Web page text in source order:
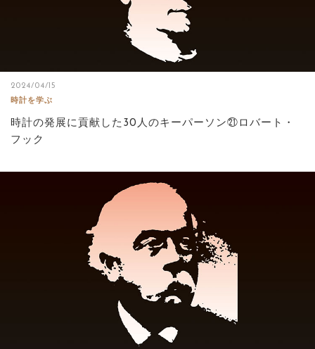
2024/04/15
時計を学ぶ
時計の発展に貢献した30人のキーパーソン㉑ロバート・
フック